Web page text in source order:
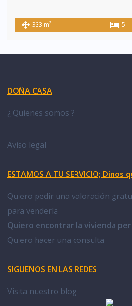
333 m2 5
DOÑA CASA
¿ Quienes somos ?
Aviso legal
ESTAMOS A TU SERVICIO; Dinos
Quiero pedir una valoración
para venderla
Quiero encontrar la vivienda
Quiero hacer una consulta
SIGUENOS EN LAS REDES
Visita nuestro blog